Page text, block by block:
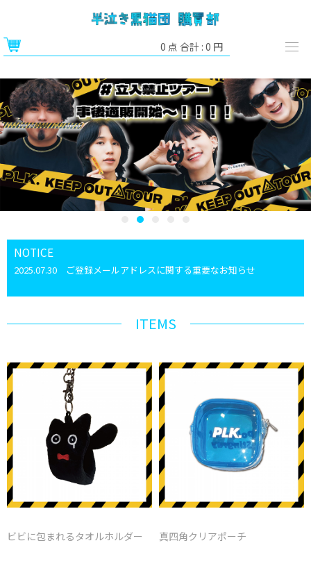
0 点 合計 : 0 円
NOTICE
2025.07.30 ご登録メールアドレスに関する重要なお知らせ
ITEMS
ビビに包まれるタオルホルダー 真四角クリアポーチ